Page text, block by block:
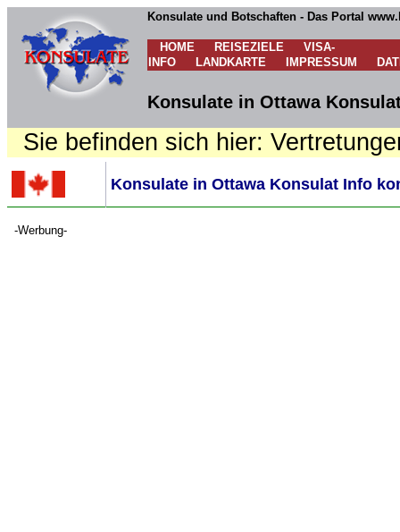
Konsulate und Botschaften - Das Portal
HOME REISEZIELE
VISA-
INFO
LANDKARTE IMPRESSUM
Konsulate in Ottawa
Sie befinden sich hier:
Konsulate in Ottawa Konsulat Info
-Werbung-